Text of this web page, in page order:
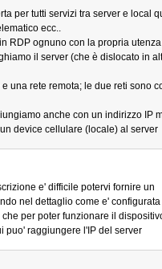
per tutti servizi tra server e local
ecc..
RDP ognuno con la propria
il server (che è dislocato in
una rete remota; le due reti sono
anche con un indirizzo IP
device cellulare (locale) al server
e' difficile potervi fornire un
nel dettaglio come e'
per poter funzionare il
puo' raggiungere l'IP del server